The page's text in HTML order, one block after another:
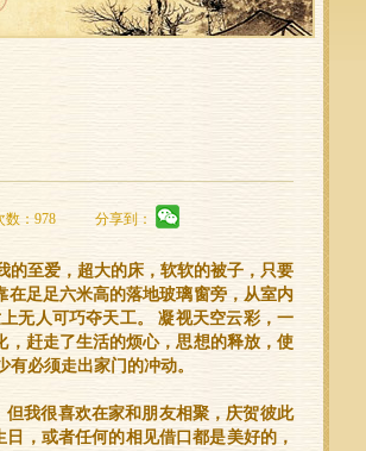
数：978 分享到：
的至爱，超大的床，软软的被子，只要
足足六米高的落地玻璃窗旁，从室内
无人可巧夺天工。 凝视天空云彩，一
赶走了生活的烦心，思想的释放，使
必须走出家门的冲动。
但我很喜欢在家和朋友相聚，庆贺彼此
日，或者任何的相见借口都是美好的，